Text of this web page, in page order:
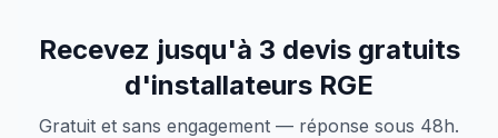
Recevez jusqu'à 3 devis gratuits
d'installateurs RGE
Gratuit et sans engagement — réponse sous 48h.